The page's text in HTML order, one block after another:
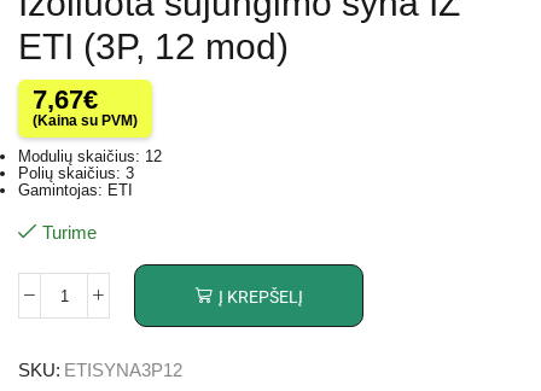
ETI (3P, 12 mod)
7,67€
(Kaina su PVM)
Modulių skaičius: 12
Polių skaičius: 3
Gamintojas: ETI
Turime
Į KREPŠELĮ
SKU: ETISYNA3P12